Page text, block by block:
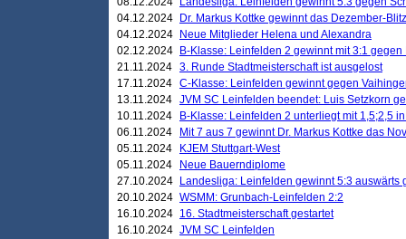
04.12.2024
Dr. Markus Kottke gewinnt das Dezember-
04.12.2024
Neue Mitglieder Helena und Alexandra
02.12.2024
B-Klasse: Leinfelden 2 gewinnt mit 3:1
21.11.2024 3. Runde Stadtmeisterschaft ist ausgelost
17.11.2024 C-Klasse: Leinfelden gewinnt gegen
13.11.2024 JVM SC Leinfelden beendet: Luis Setzkorn
10.11.2024
B-Klasse: Leinfelden 2 unterliegt mit 1,5;2,5
06.11.2024
Mit 7 aus 7 gewinnt Dr. Markus Kottke das
05.11.2024
KJEM Stuttgart-West
05.11.2024
Neue Bauerndiplome
27.10.2024
Landesliga: Leinfelden gewinnt 5:3 auswärts
20.10.2024 WSMM: Grunbach-Leinfelden 2:2
16.10.2024 16. Stadtmeisterschaft gestartet
16.10.2024 JVM SC Leinfelden